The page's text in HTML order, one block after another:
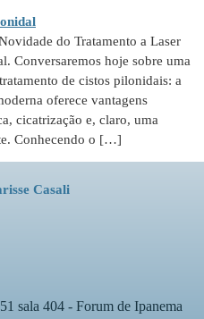
do Tratamento a Laser
Conversaremos hoje sobre uma
de cistos pilonidais: a
oferece vantagens
cicatrização e, claro, uma
Conhecendo o […]
sala 404 - Forum de Ipanema